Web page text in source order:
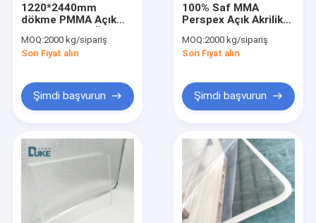
1220*2440mm
dökme PMMA Açık
Renk 20mm 15m
MOQ:2000 kg/sipariş
Son Fiyat alın
Şimdi başvurun
100% Saf MMA
Perspex Açık Akrilik
için Yazdırılabilir
MOQ:2000 kg/sipariş
Son Fiyat alın
Şimdi başvurun